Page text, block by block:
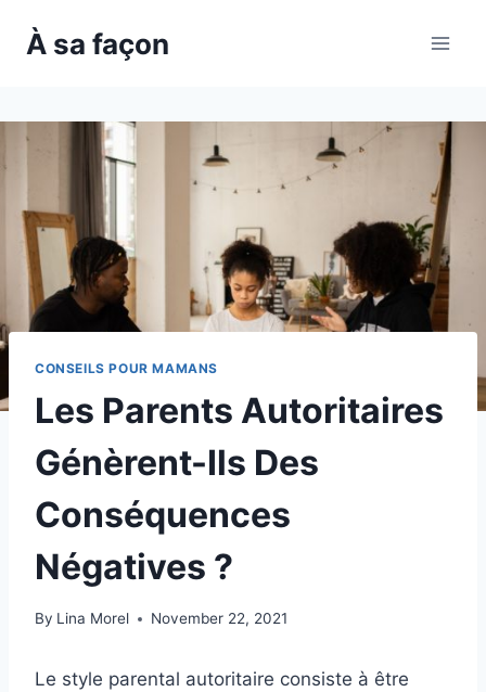
À sa façon
CONSEILS POUR MAMANS
Les Parents Autoritaires
Génèrent-Ils Des
Conséquences
Négatives ?
By Lina Morel November 22, 2021
Le style parental autoritaire consiste à être